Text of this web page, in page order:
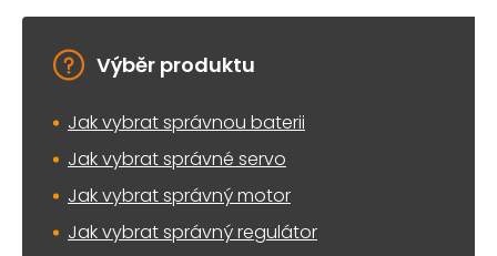
Výběr produktu
Jak vybrat správnou baterii
Jak vybrat správné servo
Jak vybrat správný motor
Jak vybrat správný regulátor